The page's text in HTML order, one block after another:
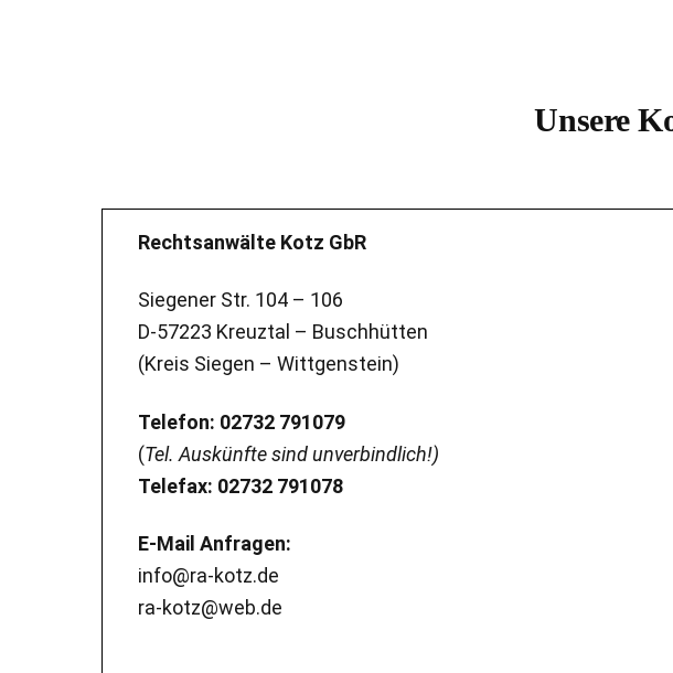
Unsere
Rechtsanwälte Kotz GbR
Siegener Str. 104 – 106
D-57223 Kreuztal – Buschhütten
(Kreis Siegen – Wittgenstein)
Telefon: 02732 791079
(Tel. Auskünfte sind unverbindlich!)
Telefax: 02732 791078
E-Mail Anfragen:
info@ra-kotz.de
ra-kotz@web.de